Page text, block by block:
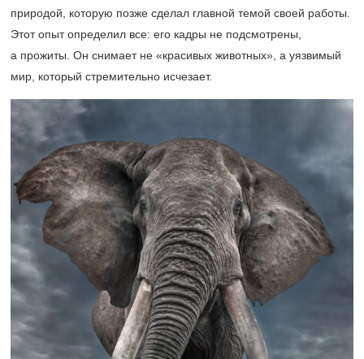
природой, которую позже сделал главной темой своей работы.
Этот опыт определил все: его кадры не подсмотрены,
а прожиты. Он снимает не «красивых животных», а уязвимый
мир, который стремительно исчезает.